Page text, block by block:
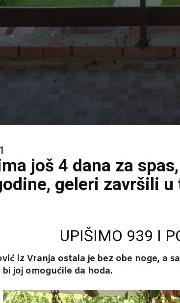
još 4 dana za
geleri završili u
UPIŠIMO 939 I
iz Vranja ostala je bez obe noge, a
joj omogućile da hoda.